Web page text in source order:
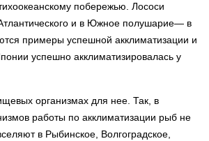
побережью. Лососи
и в Южное полушарие— в
примеры успешной акклиматизации и
успешно акклиматизировалась у
организмах для нее. Так, в
работы по акклиматизации рыб не
в Рыбинское, Волгоградское,